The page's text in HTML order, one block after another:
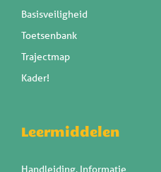
Basisveiligheid
Toetsenbank
Trajectmap
Kader!
Leermiddelen
Handleiding, Informatie